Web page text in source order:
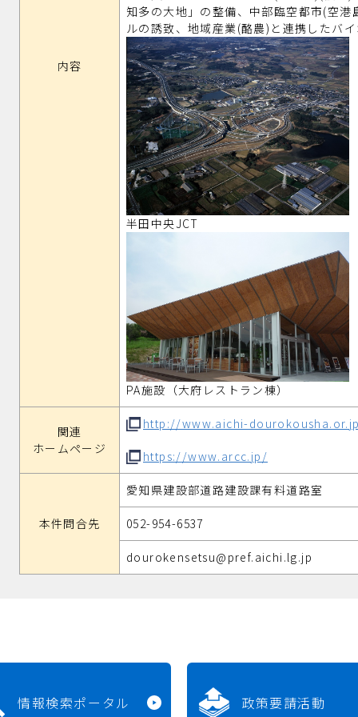
内容
知多の大地」の整備、中部臨空都市(空
ルの誘致、地域産業(酪農)と連携したバ
半田中央JCT
PA施設（大府レストラン棟）
関連
ホームページ
http://www.aichi-
https://www.arcc.jp/
本件問合先
愛知県建設部道路建設課有料道路室
052-954-6537
dourokensetsu@pref.aichi.lg.jp
情報検索ポータル 政策要請活動